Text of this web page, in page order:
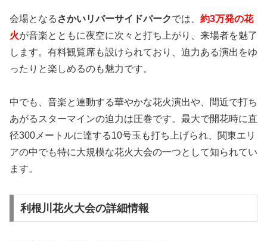
会場となる さかいリバーサイドパークでは、 約3万発の花
火が音楽とともに夜空に次々と打ち上がり、来場者を魅了
します。有料観覧席も設けられており、迫力ある演出をゆ
ったりと楽しめるのも魅力です。
中でも、音楽と連動する華やかな花火演出や、間近で打ち
あがるスターマインの迫力は圧巻です。最大で開花時に直
径300メートルに達する10号玉も打ち上げられ、関東エリ
アの中でも特に大規模な花火大会の一つとして知られてい
ます。
利根川花火大会の詳細情報